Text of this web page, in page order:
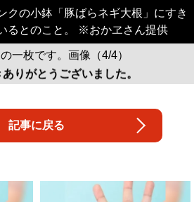
クの小鉢「豚ばらネギ大根」にすき
るとのこと。 ※おかヱさん提供
一枚です。画像（4/4）
りがとうございました。
記事に戻る